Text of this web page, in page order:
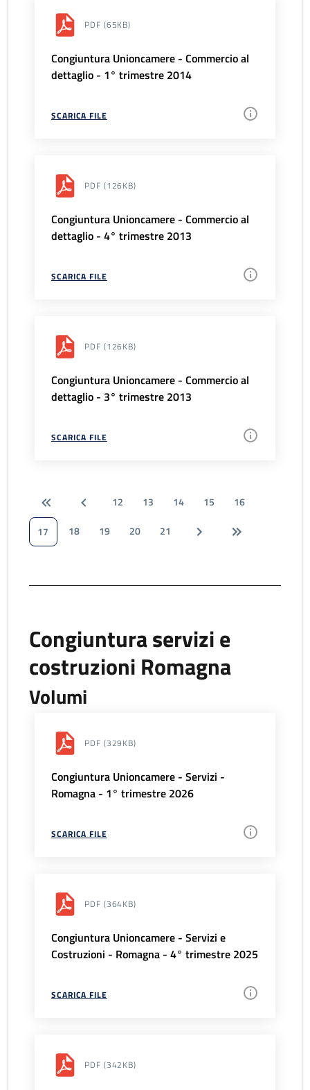
PDF (65KB)
Congiuntura Unioncamere - Commercio al
dettaglio - 1° trimestre 2014
SCARICA FILE
PDF (126KB)
Congiuntura Unioncamere - Commercio al
dettaglio - 4° trimestre 2013
SCARICA FILE
PDF (126KB)
Congiuntura Unioncamere - Commercio al
dettaglio - 3° trimestre 2013
SCARICA FILE
12 13 14 15
16
17
18 19 20 21
Congiuntura servizi e
costruzioni Romagna
Volumi
PDF (329KB)
Congiuntura Unioncamere - Servizi -
Romagna - 1° trimestre 2026
SCARICA FILE
PDF (364KB)
Congiuntura Unioncamere - Servizi e
Costruzioni - Romagna - 4° trimestre 2025
SCARICA FILE
PDF (342KB)